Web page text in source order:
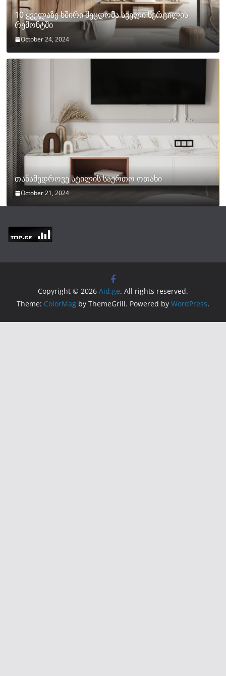
10 ყველაზე ხშირი შეცდომა სველი წერტილის
რემონტში
October 24, 2024
თანამედროვე სტილის საერთო ოთახი
October 21, 2024
Copyright © 2026 Aid.ge. All rights reserved.
Theme: ColorMag by ThemeGrill. Powered by WordPress.